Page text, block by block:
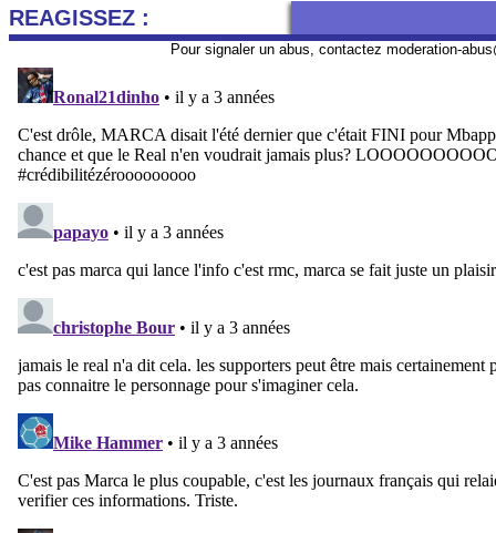
REAGISSEZ :
Pour signaler un abus, contactez moderation-